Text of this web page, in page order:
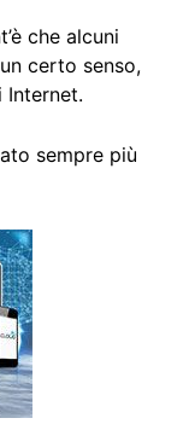
che alcuni
certo senso,
Internet.
sempre più